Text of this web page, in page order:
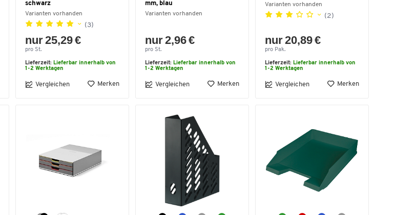
schwarz
Varianten vorhanden
(3)
nur 25,29 €
pro St.
Lieferzeit: Lieferbar innerhalb von
1-2 Werktagen
Vergleichen Merken
mm, blau
Varianten vorhanden
nur 2,96 €
pro St.
Lieferzeit: Lieferbar innerhalb von
1-2 Werktagen
Vergleichen Merken
Varianten vorhanden
(2)
nur 20,89 €
pro Pak.
Lieferzeit: Lieferbar innerhalb von
1-2 Werktagen
Vergleichen Merken